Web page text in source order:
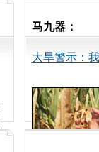
马九器：
大旱警示：